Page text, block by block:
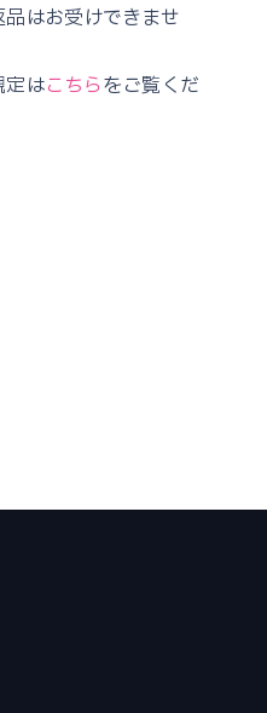
はお受けできませ
定はこちらをご覧くだ